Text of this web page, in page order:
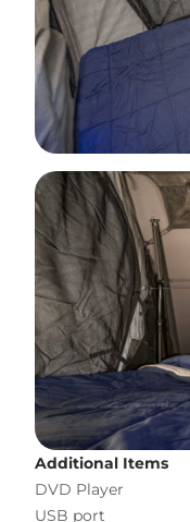
Additional Items
DVD Player
USB port